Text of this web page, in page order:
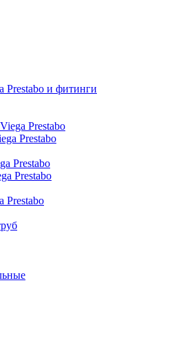
Prestabo и фитинги
Prestabo
Prestabo
Prestabo
Prestabo
Prestabo